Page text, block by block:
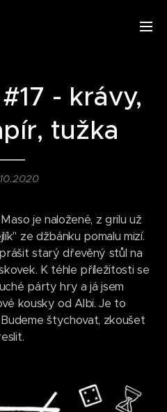
- krávy,
tužka
je naložené, z grilu už
ze džbánku pomalu mizí.
starý dřevěný stůl na
K téhle příležitosti se
párty hry a já jsem
kousky od Albi. Je to
štychovat, zkoušet